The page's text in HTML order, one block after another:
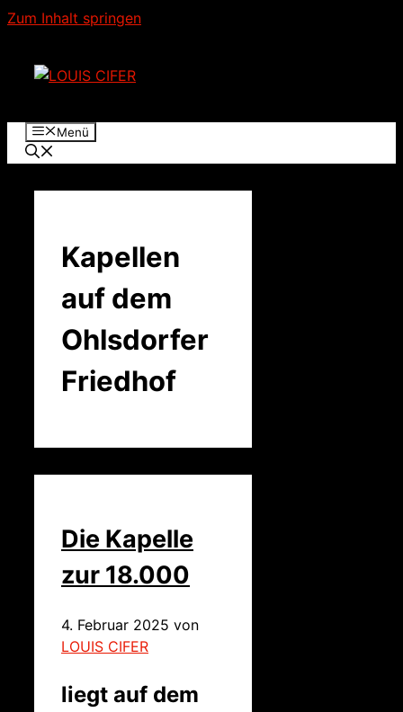
Zum Inhalt springen
Menü
Kapellen
auf dem
Ohlsdorfer
Friedhof
Die Kapelle
zur 18.000
4. Februar 2025 von
LOUIS CIFER
liegt auf dem